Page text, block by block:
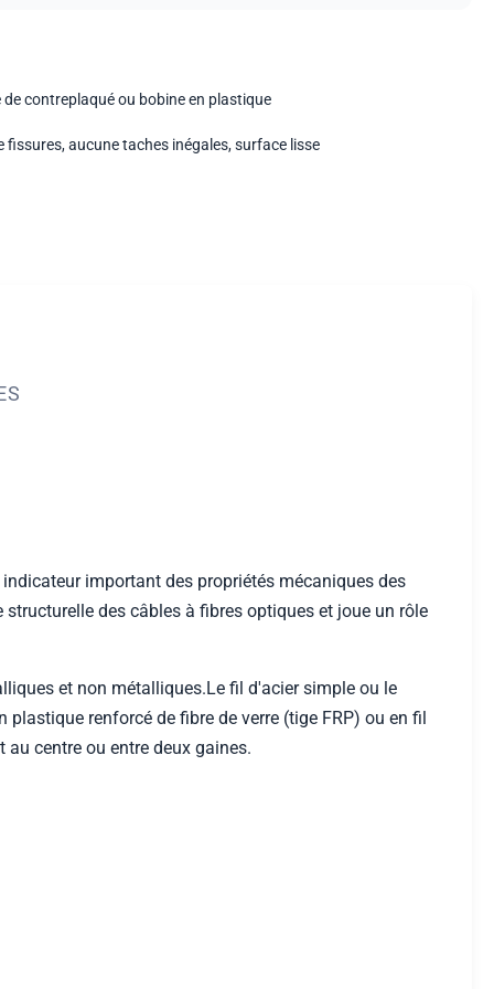
de contreplaqué ou bobine en plastique
fissures, aucune taches inégales, surface lisse
important des propriétés mécaniques des
des câbles à fibres optiques et joue un rôle
et non métalliques.Le fil d'acier simple ou le
renforcé de fibre de verre (tige FRP) ou en fil
centre ou entre deux gaines.